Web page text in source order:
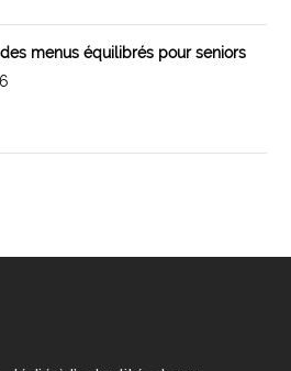
menus équilibrés pour seniors